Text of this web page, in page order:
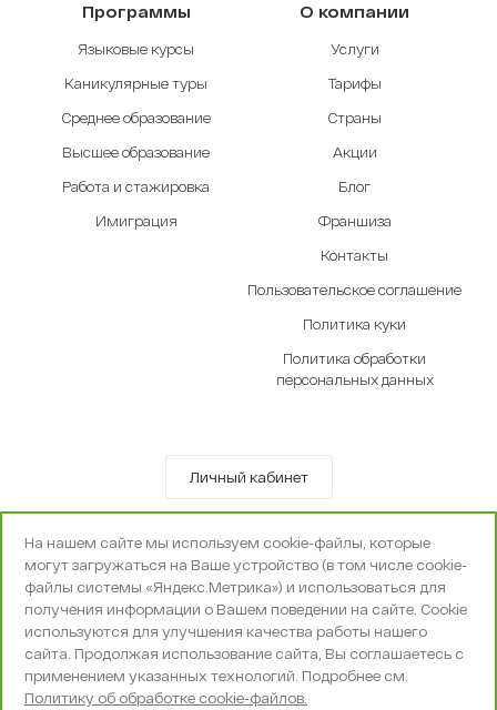
Программы
Языковые курсы
Каникулярные туры
Среднее образование
Высшее образование
Работа и стажировка
Имиграция
О компании
Услуги
Тарифы
Страны
Акции
Блог
Франшиза
Контакты
Пользовательское соглашение
Политика куки
Политика обработки
персональных данных
Личный кабинет
© OOO «Экселенте» 2010-2026 г.
Политика конфиденциальности
Поддержка и сопровождение -Вебпространство
На нашем сайте мы используем cookie-файлы, которые
могут загружаться на Ваше устройство (в том числе cookie-
файлы системы «Яндекс.Метрика») и использоваться для
получения информации о Вашем поведении на сайте. Cookie
используются для улучшения качества работы нашего
сайта. Продолжая использование сайта, Вы соглашаетесь с
применением указанных технологий. Подробнее см.
Политику об обработке cookie-файлов.